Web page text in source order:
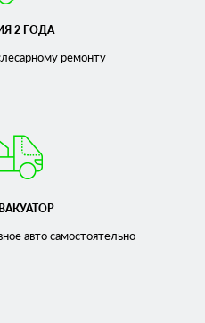
2 ГОДА
ремонту
авто самостоятельно